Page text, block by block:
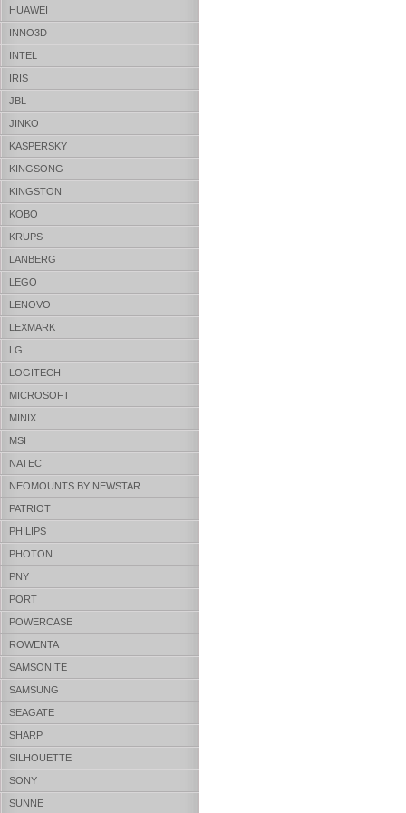
HUAWEI
INNO3D
INTEL
IRIS
JBL
JINKO
KASPERSKY
KINGSONG
KINGSTON
KOBO
KRUPS
LANBERG
LEGO
LENOVO
LEXMARK
LG
LOGITECH
MICROSOFT
MINIX
MSI
NATEC
NEOMOUNTS BY NEWSTAR
PATRIOT
PHILIPS
PHOTON
PNY
PORT
POWERCASE
ROWENTA
SAMSONITE
SAMSUNG
SEAGATE
SHARP
SILHOUETTE
SONY
SUNNE